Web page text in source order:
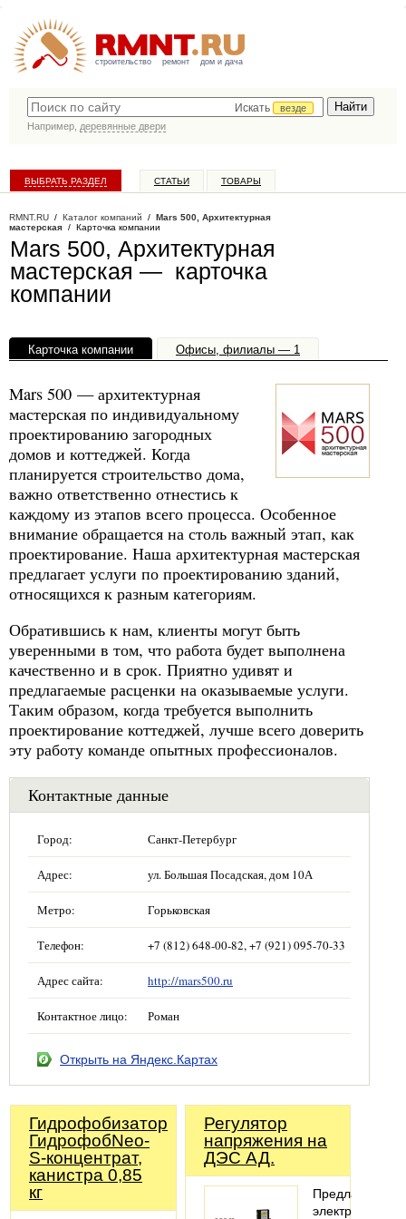
строительство ремонт дом и дача
Искать
везде
Например, деревянные двери
ВЫБРАТЬ РАЗДЕЛ СТАТЬИ ТОВАРЫ
RMNT.RU / Каталог компаний / Mars 500, Архитектурная
мастерская / Карточка компании
Mars 500, Архитектурная
мастерская — карточка
компании
Карточка компании Офисы, филиалы — 1
Mars 500 — архитектурная
мастерская по индивидуальному
проектированию загородных
домов и коттеджей. Когда
планируется строительство дома,
важно ответственно отнестись к
каждому из этапов всего процесса. Особенное
внимание обращается на столь важный этап, как
проектирование. Наша архитектурная мастерская
предлагает услуги по проектированию зданий,
относящихся к разным категориям.
Обратившись к нам, клиенты могут быть
уверенными в том, что работа будет выполнена
качественно и в срок. Приятно удивят и
предлагаемые расценки на оказываемые услуги.
Таким образом, когда требуется выполнить
проектирование коттеджей, лучше всего доверить
эту работу команде опытных профессионалов.
Контактные данные
Город: Санкт-Петербург
Адрес: ул. Большая Посадская, дом 10А
Метро: Горьковская
Телефон: +7 (812) 648-00-82, +7 (921) 095-70-33
Адрес сайта: http://mars500.ru
Контактное лицо: Роман
Открыть на Яндекс.Картах
Гидрофобизатор
ГидрофобNeo-
S-концентрат,
канистра 0,85
кг
Регулятор
напряжения на
ДЭС АД.
Предлагаем
электронные